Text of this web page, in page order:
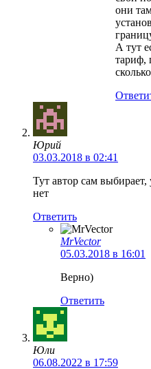
они
А тут
тариф,
Юрий
03.03.2018 в 02:41
Тут автор сам выбирает,
нет
Ответить
MrVector
05.03.2018 в 16:01
Верно)
Ответить
Юли
06.08.2022 в 17:59